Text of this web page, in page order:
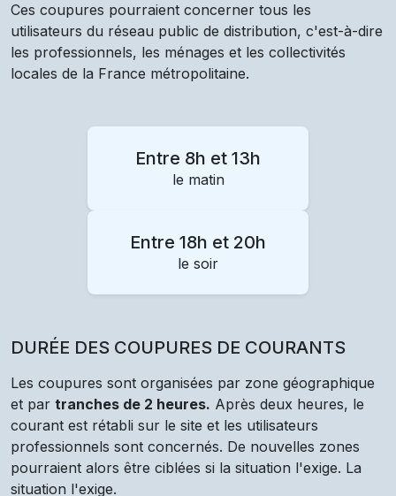
Ces coupures pourraient concerner tous les
utilisateurs du réseau public de distribution, c'est-à-dire
les professionnels, les ménages et les collectivités
locales de la France métropolitaine.
Entre 8h et 13h
le matin
Entre 18h et 20h
le soir
DURÉE DES COUPURES DE COURANTS
Les coupures sont organisées par zone géographique
et par tranches de 2 heures. Après deux heures, le
courant est rétabli sur le site et les utilisateurs
professionnels sont concernés. De nouvelles zones
pourraient alors être ciblées si la situation l'exige. La
situation l'exige.